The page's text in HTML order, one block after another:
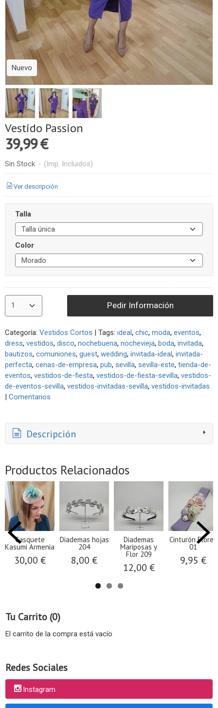
Tu Carrito (0)
El carrito de la compra está vacío
Redes Sociales
Instagram
Nuevo
Vestido Passion
39,99 €
Sin Stock - (Imp. Incluidos)
Ver descripción
Talla
Color
Pedir Información
Categoría: Vestidos Cortos | Tags: ideal chic moda eventos
dress vestidos disco nochebuena nochevieja boda invitada
bautizos comuniones guest wedding invitada-ideal invitada-
perfecta cenas-de-empresa pub sevilla sevilla-este tienda-de-
eventos vestidos-de-fiesta vestidos-de-fiesta-sevilla vestidos-
de-eventos-sevilla vestidos-invitadas-sevilla vestidos-invitadas
| Comentarios
Descripción
Productos Relacionados
Casquete
Kasumi Armenia
30,00 €
Diademas hojas
204
8,00 €
Diademas
Mariposas y
Flor 209
12,00 €
Cinturón Flores
01
9,95 €